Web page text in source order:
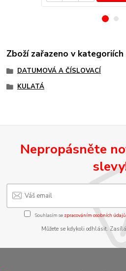
Zboží zařazeno v kategoriích
DATUMOVÁ A ČÍSLOVACÍ
KULATÁ
Nepropásněte
Souhlasím se zpracováním osobních údajů
Můžete se kdykoli odhlásit.